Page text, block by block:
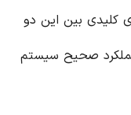
کلیدی بین این دو
عملکرد صحیح سیستم